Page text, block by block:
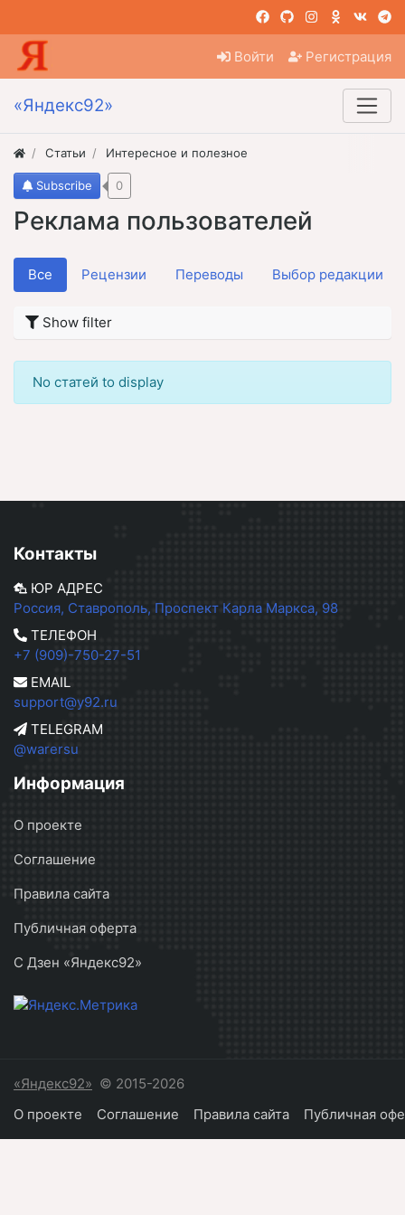
Войти Регистрация
«Яндекс92»
Статьи Интересное и полезное
Реклама пользователей
Subscribe 0
Все Рецензии Переводы Выбор редакции
Show filter
No статей to display
Контакты
ЮР АДРЕС
Россия, Ставрополь, Проспект Карла Маркса, 98
ТЕЛЕФОН
+7 (909)-750-27-51
EMAIL
support@y92.ru
TELEGRAM
@warersu
Информация
О проекте
Соглашение
Правила сайта
Публичная оферта
С Дзен «Яндекс92»
«Яндекс92» © 2015-2026
О проекте
Соглашение Правила сайта Публичная